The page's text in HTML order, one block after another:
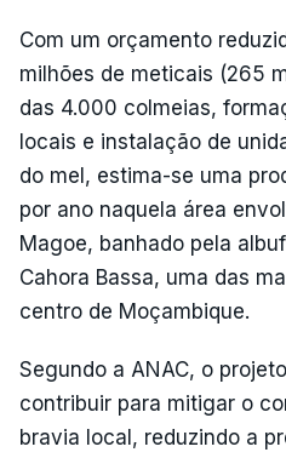
Com um orçamento
milhões de meticais (265
das 4.000 colmeias,
locais e instalação de
do mel, estima-se uma
por ano naquela área
Magoe, banhado pela
Cahora Bassa, uma das
centro de Moçambique.
Segundo a ANAC, o
contribuir para mitigar o
bravia local, reduzindo a